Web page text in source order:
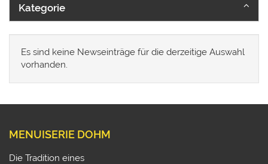
Kategorie
Es sind keine Newseinträge für die derzeitige Auswahl
vorhanden.
MENUISERIE DOHM
Die Tradition eines